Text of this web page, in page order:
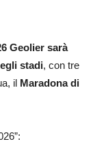
Geolier sarà
stadi, con tre
il Maradona di